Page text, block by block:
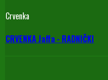
Crvenka
CRVENKA Jaffa - RADNIČKI